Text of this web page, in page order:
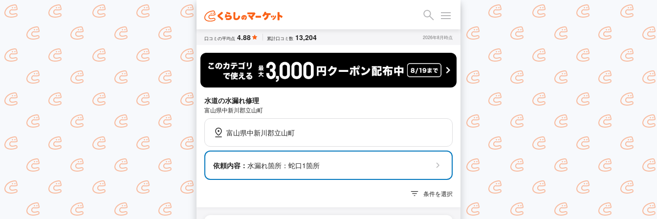
口コミの平均点 4.88 累計口コミ数 13,204 2026年8月時点
水道の水漏れ修理
富山県中新川郡立山町
富山県中新川郡立山町
依頼内容： 水漏れ箇所：蛇口1箇所
条件を選択